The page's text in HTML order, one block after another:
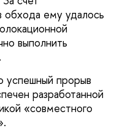
обхода ему удалось
выполнить
успешный прорыв
разработанной
«совместного